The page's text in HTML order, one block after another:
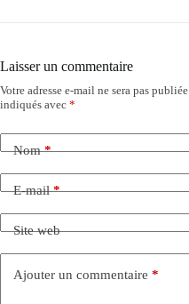
Laisser un commentaire
Votre adresse e-mail ne sera pas publiée.
indiqués avec *
Nom*
E-mail*
Site web
Ajouter un commentaire *